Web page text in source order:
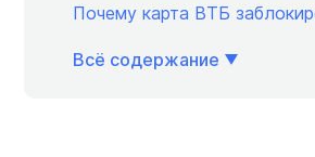
Почему карта ВТБ
Всё содержание